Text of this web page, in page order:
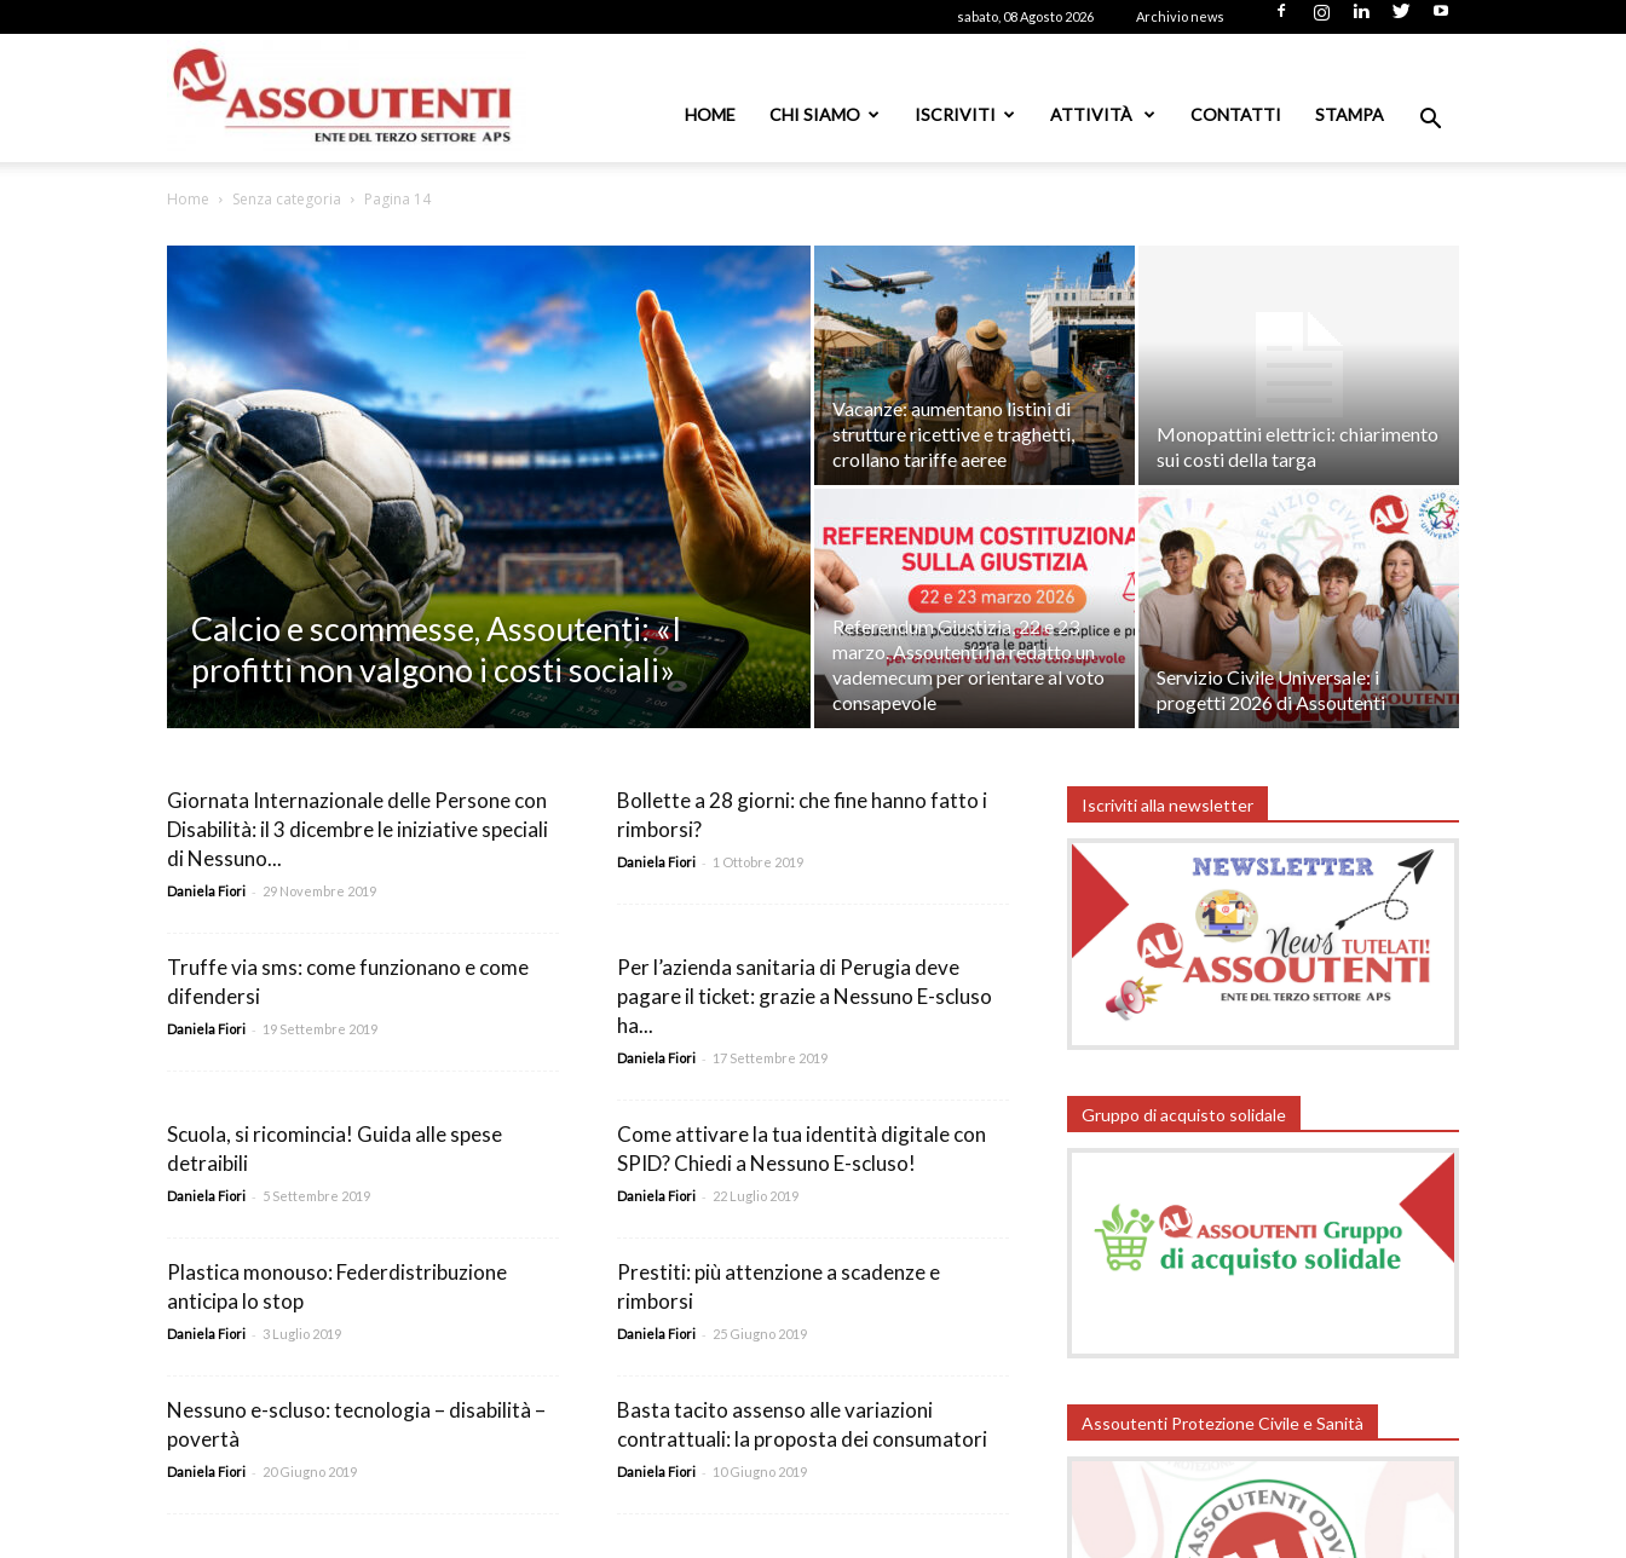
sabato, 08 Agosto 2026 Archivio news
APS
Tutela
consumatori
HOME CHI SIAMO ISCRIVITI ATTIVITÀ CONTATTI STAMPA
Home Senza categoria Pagina 14
Calcio e scommesse, Assoutenti: «I
profitti non valgono i costi sociali»
Vacanze: aumentano listini di
strutture ricettive e traghetti,
crollano tariffe aeree
Monopattini elettrici: chiarimento
sui costi della targa
Referendum Giustizia, 22 e 23
marzo. Assoutenti ha redatto un
vademecum per orientare al voto
consapevole
Servizio Civile Universale: i
progetti 2026 di Assoutenti
Giornata Internazionale delle Persone con
Disabilità: il 3 dicembre le iniziative speciali
di Nessuno...
Daniela Fiori - 29 Novembre 2019
Bollette a 28 giorni: che fine hanno fatto i
rimborsi?
Daniela Fiori - 1 Ottobre 2019
Truffe via sms: come funzionano e come
difendersi
Daniela Fiori - 19 Settembre 2019
Per l’azienda sanitaria di Perugia deve
pagare il ticket: grazie a Nessuno E-scluso
ha...
Daniela Fiori - 17 Settembre 2019
Scuola, si ricomincia! Guida alle spese
detraibili
Daniela Fiori - 5 Settembre 2019
Come attivare la tua identità digitale con
SPID? Chiedi a Nessuno E-scluso!
Daniela Fiori - 22 Luglio 2019
Plastica monouso: Federdistribuzione
anticipa lo stop
Daniela Fiori - 3 Luglio 2019
Prestiti: più attenzione a scadenze e
rimborsi
Daniela Fiori - 25 Giugno 2019
Nessuno e-scluso: tecnologia – disabilità –
povertà
Daniela Fiori - 20 Giugno 2019
Basta tacito assenso alle variazioni
contrattuali: la proposta dei consumatori
Daniela Fiori - 10 Giugno 2019
Iscriviti alla newsletter
Gruppo di acquisto solidale
Assoutenti Protezione Civile e Sanità